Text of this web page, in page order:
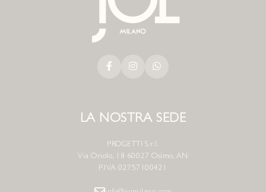
LA NOSTRA SEDE
PROGETTI S.r.l.
Via Oriolo, 18 60027 Osimo, AN
P.IVA 02757100421